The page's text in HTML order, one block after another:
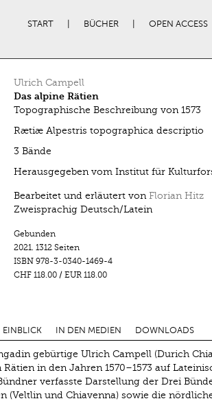
START BÜCHER OPEN ACCESS
Ulrich Campell
Das alpine Rätien
Topographische Beschreibung von 1573
Rætiæ Alpestris topographica descriptio
3 Bände
Herausgegeben vom Institut für
Bearbeitet und erläutert von Florian Hitz
Zweisprachig Deutsch/Latein
Gebunden
2021. 1312 Seiten
ISBN 978-3-0340-1469-4
CHF 118.00/ EUR 118.00
EINBLICK IN DEN MEDIEN DOWNLOADS
gebürtige Ulrich Campell (Durich
in den Jahren 1570–1573 auf
verfasste Darstellung der Drei
(Veltlin und Chiavenna) sowie die